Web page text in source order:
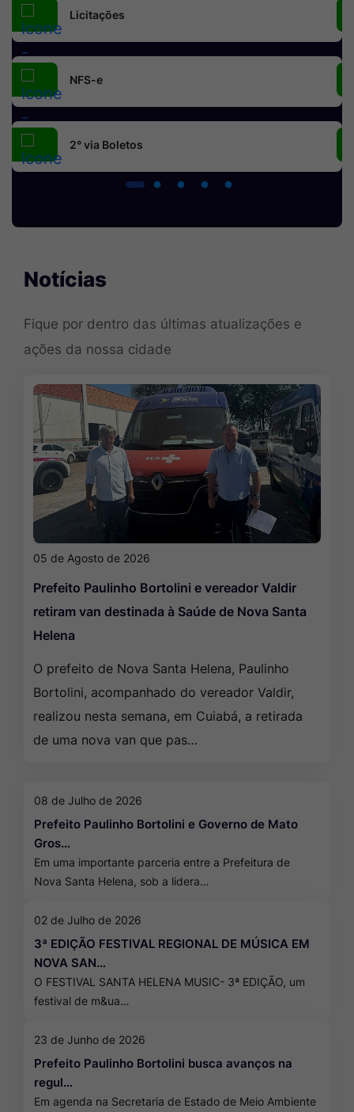
Licitações
NFS-e
2° via Boletos
Seção Notícias e Vídeos
Notícias
Fique por dentro das últimas atualizações e
ações da nossa cidade
05 de Agosto de 2026
Prefeito Paulinho Bortolini e vereador Valdir
retiram van destinada à Saúde de Nova Santa
Helena
O prefeito de Nova Santa Helena, Paulinho
Bortolini, acompanhado do vereador Valdir,
realizou nesta semana, em Cuiabá, a retirada
de uma nova van que pas…
08 de Julho de 2026
Prefeito Paulinho Bortolini e Governo de Mato
Gros…
Em uma importante parceria entre a Prefeitura de
Nova Santa Helena, sob a lidera…
02 de Julho de 2026
3ª EDIÇÃO FESTIVAL REGIONAL DE MÚSICA EM
NOVA SAN…
O FESTIVAL SANTA HELENA MUSIC- 3ª EDIÇÃO, um
festival de m&ua…
23 de Junho de 2026
Prefeito Paulinho Bortolini busca avanços na
regul…
Em agenda na Secretaria de Estado de Meio Ambiente